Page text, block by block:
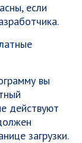
если
вы
действуют
загрузки.